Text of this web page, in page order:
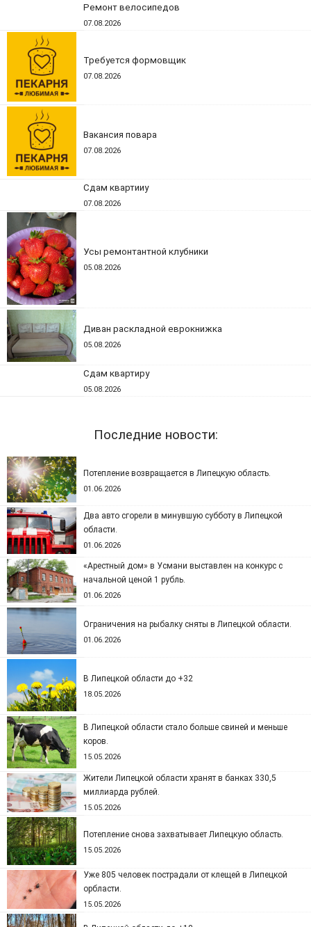
Ремонт велосипедов
07.08.2026
Требуется формовщик
07.08.2026
Вакансия повара
07.08.2026
Сдам квартииу
07.08.2026
Усы ремонтантной клубники
05.08.2026
Диван раскладной еврокнижка
05.08.2026
Сдам квартиру
05.08.2026
Последние новости:
Потепление возвращается в Липецкую область.
01.06.2026
Два авто сгорели в минувшую субботу в Липецкой
области.
01.06.2026
«Арестный дом» в Усмани выставлен на конкурс с
начальной ценой 1 рубль.
01.06.2026
Ограничения на рыбалку сняты в Липецкой области.
01.06.2026
В Липецкой области до +32
18.05.2026
В Липецкой области стало больше свиней и меньше
коров.
15.05.2026
Жители Липецкой области хранят в банках 330,5
миллиарда рублей.
15.05.2026
Потепление снова захватывает Липецкую область.
15.05.2026
Уже 805 человек пострадали от клещей в Липецкой
орбласти.
15.05.2026